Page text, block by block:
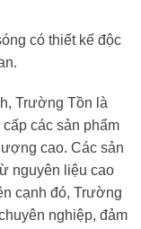
có thiết kế độc
Trường Tồn là
các sản phẩm
cao. Các sản
nguyên liệu cao
cạnh đó, Trường
nghiệp, đảm